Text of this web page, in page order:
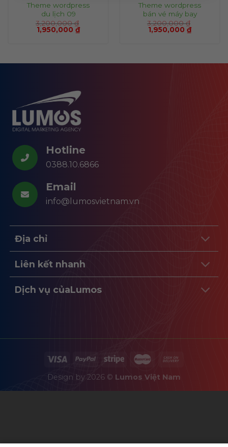
Theme wordpress
du lịch 09
3,200,000₫
1,950,000 ₫
Theme wordpress
bán vé máy bay
3,200,000₫
1,950,000 ₫
Hotline
0388.10.6866
Email
info@lumosvietnam.vn
Địa chỉ
Liên kết nhanh
Dịch vụ củaLumos
Design by 2026 © Lumos Việt Nam